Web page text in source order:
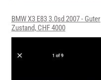
BMW X3 E83 3.0sd 2007 - Guter
Zustand, CHF 4000